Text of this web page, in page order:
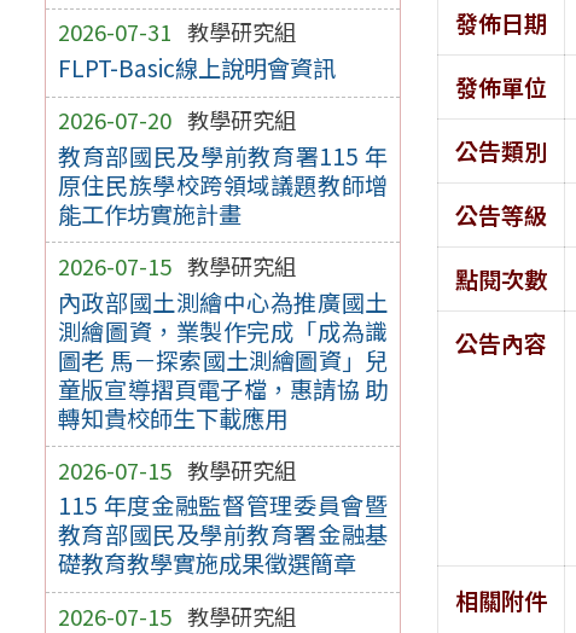
2026-07-31 教學研究組
FLPT-Basic線上說明會資訊
2026-07-20 教學研究組
教育部國民及學前教育署115 年
原住民族學校跨領域議題教師增
能工作坊實施計畫
2026-07-15 教學研究組
內政部國土測繪中心為推廣國土
測繪圖資，業製作完成「成為識
圖老 馬－探索國土測繪圖資」兒
童版宣導摺頁電子檔，惠請協 助
轉知貴校師生下載應用
2026-07-15 教學研究組
115 年度金融監督管理委員會暨
教育部國民及學前教育署金融基
礎教育教學實施成果徵選簡章
2026-07-15 教學研究組
發佈日期
發佈單位
公告類別
公告等級
點閱次數
公告內容
相關附件